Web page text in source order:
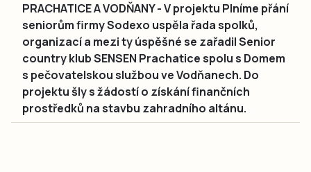
PRACHATICE A VODŇANY - V projektu Plníme přání
seniorům firmy Sodexo uspěla řada spolků,
organizací a mezi ty úspěšné se zařadil Senior
country klub SENSEN Prachatice spolu s Domem
s pečovatelskou službou ve Vodňanech. Do
projektu šly s žádostí o získání finančních
prostředků na stavbu zahradního altánu.